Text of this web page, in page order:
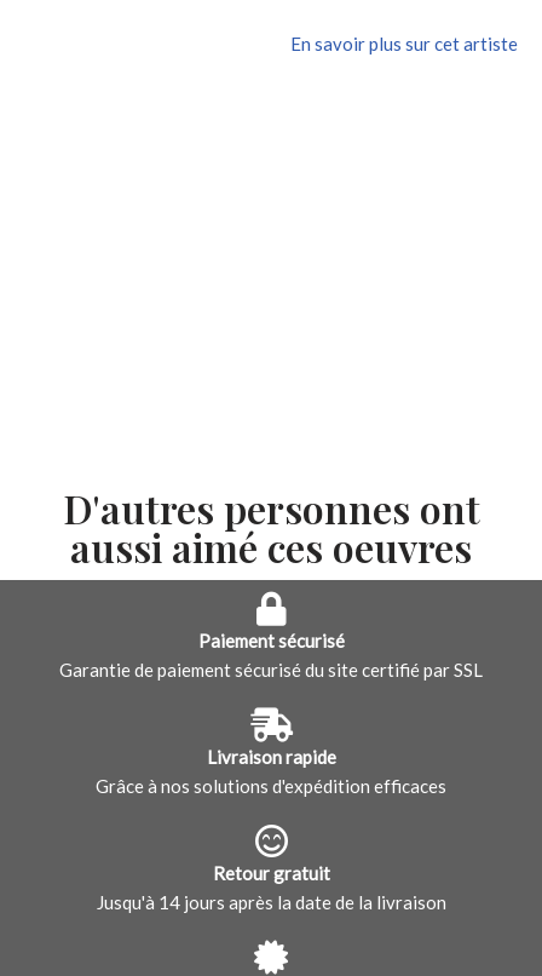
En savoir plus sur cet artiste
D'autres personnes ont
aussi aimé ces oeuvres
Paiement sécurisé
Garantie de paiement sécurisé du site certifié par SSL
Livraison rapide
Grâce à nos solutions d'expédition efficaces
Retour gratuit
Jusqu'à 14 jours après la date de la livraison